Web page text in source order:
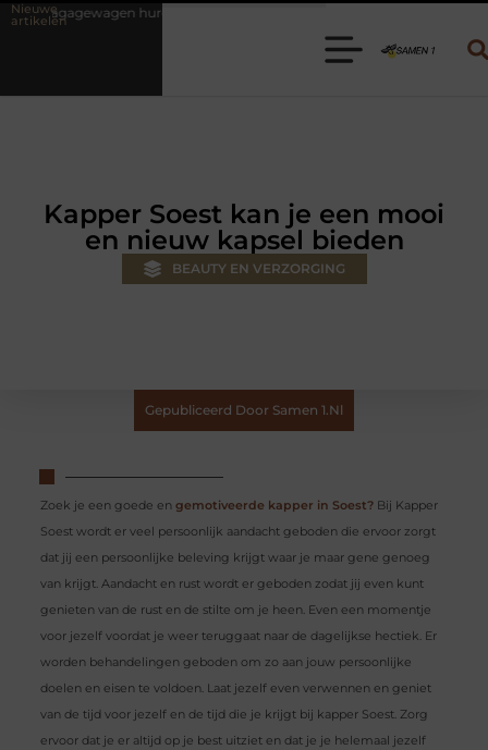
Nieuwe
artikelenKies de juiste aanhanger voor jouw klus
Kapper Soest kan je een mooi
en nieuw kapsel bieden
BEAUTY EN VERZORGING
Gepubliceerd Door Samen 1.nl
Zoek je een goede en gemotiveerde kapper in Soest? Bij Kapper
Soest wordt er veel persoonlijk aandacht geboden die ervoor zorgt
dat jij een persoonlijke beleving krijgt waar je maar gene genoeg
van krijgt. Aandacht en rust wordt er geboden zodat jij even kunt
genieten van de rust en de stilte om je heen. Even een momentje
voor jezelf voordat je weer teruggaat naar de dagelijkse hectiek. Er
worden behandelingen geboden om zo aan jouw persoonlijke
doelen en eisen te voldoen. Laat jezelf even verwennen en geniet
van de tijd voor jezelf en de tijd die je krijgt bij kapper Soest. Zorg
ervoor dat je er altijd op je best uitziet en dat je je helemaal jezelf